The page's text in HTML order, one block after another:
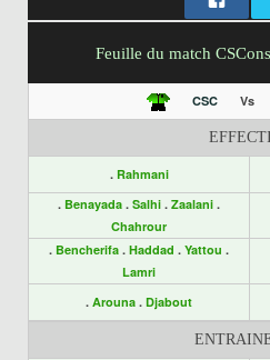
Feuille du match
CSC Vs
. Rahmani
. Benayada . Salhi . Zaalani .
Chahrour
. Bencherifa . Haddad . Yattou .
Lamri
. Arouna . Djabout